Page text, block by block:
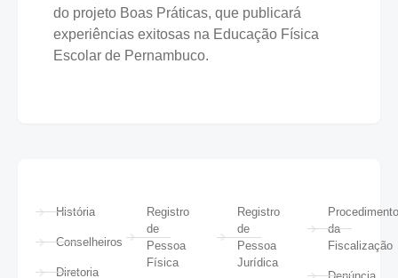
do projeto Boas Práticas, que publicará
experiências exitosas na Educação Física
Escolar de Pernambuco.
História
Conselheiros
Diretoria
Registro
de
Pessoa
Física
Registro
de
Pessoa
Jurídica
da
Fiscalização